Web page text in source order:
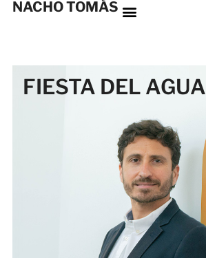
NACHO TOMÁS
FIESTA DEL AGUA